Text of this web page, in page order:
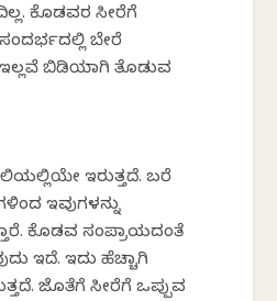
ಕೊಡವರ ಸೀರೆಗೆ
ಬೇರೆ
ಬಿಡಿಯಾಗಿ ತೊಡುವ
ಇರುತ್ತದೆ. ಬರೆ
ಇವುಗಳನ್ನು
ಕೊಡವ ಸಂಪ್ರಾಯದಂತೆ
ಇದೆ. ಇದು ಹೆಚ್ಚಾಗಿ
ಜೊತೆಗೆ ಸೀರೆಗೆ ಒಪ್ಪುವ